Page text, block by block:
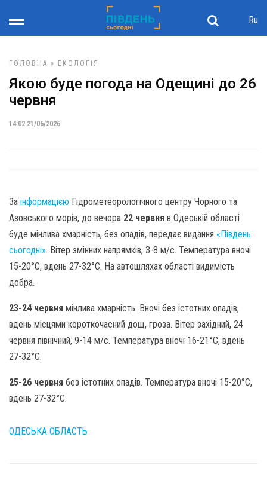
Ru
ГОЛОВНА » ЕКОЛОГІЯ
Якою буде погода на Одещині до 26
червня
14:02 21/06/2026
За інформацією Гідрометеорологічного центру Чорного та
Азовського морів, до вечора 22 червня в Одеській області
буде мінлива хмарність, без опадів, передає видання «Південь
сьогодні». Вітер змінних напрямків, 3-8 м/с. Температура вночі
15-20°С, вдень 27-32°С. На автошляхах області видимість
добра.
23-24 червня мінлива хмарність. Вночі без істотних опадів,
вдень місцями короткочасний дощ, гроза. Вітер західний, 24
червня північний, 9-14 м/с. Температура вночі 16-21°С, вдень
27-32°С.
25-26 червня без істотних опадів. Температура вночі 15-20°С,
вдень 27-32°С.
ОДЕСЬКА ОБЛАСТЬ